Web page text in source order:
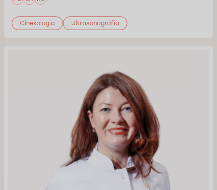
Ginekologia Ultrasonografia